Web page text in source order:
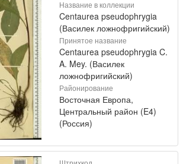
Название в коллекции
Centaurea pseudophrygia
(Василек ложнофригийский)
Принятое название
Centaurea pseudophrygia C.
A. Mey. (Василек
ложнофригийский)
Районирование
Восточная Европа,
Центральный район (E4)
(Россия)